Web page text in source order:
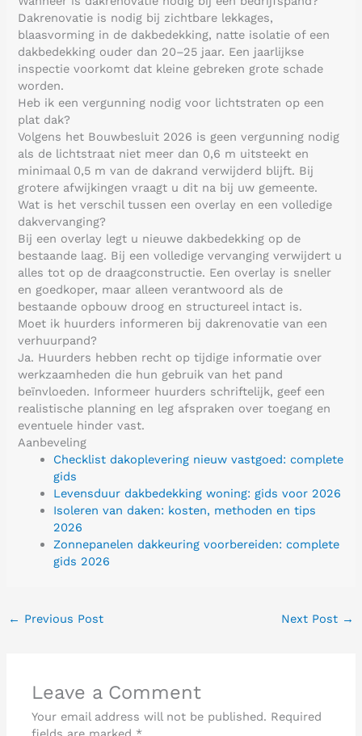
Dakrenovatie is nodig bij zichtbare lekkages,
blaasvorming in de dakbedekking, natte isolatie of een
dakbedekking ouder dan 20–25 jaar. Een jaarlijkse
inspectie voorkomt dat kleine gebreken grote schade
worden.
Heb ik een vergunning nodig voor lichtstraten op een
plat dak?
Volgens het Bouwbesluit 2026 is geen vergunning nodig
als de lichtstraat niet meer dan 0,6 m uitsteekt en
minimaal 0,5 m van de dakrand verwijderd blijft. Bij
grotere afwijkingen vraagt u dit na bij uw gemeente.
Wat is het verschil tussen een overlay en een volledige
dakvervanging?
Bij een overlay legt u nieuwe dakbedekking op de
bestaande laag. Bij een volledige vervanging verwijdert u
alles tot op de draagconstructie. Een overlay is sneller
en goedkoper, maar alleen verantwoord als de
bestaande opbouw droog en structureel intact is.
Moet ik huurders informeren bij dakrenovatie van een
verhuurpand?
Ja. Huurders hebben recht op tijdige informatie over
werkzaamheden die hun gebruik van het pand
beïnvloeden. Informeer huurders schriftelijk, geef een
realistische planning en leg afspraken over toegang en
eventuele hinder vast.
Aanbeveling
Checklist dakoplevering nieuw vastgoed: complete
gids
Levensduur dakbedekking woning: gids voor 2026
Isoleren van daken: kosten, methoden en tips
2026
Zonnepanelen dakkeuring voorbereiden: complete
gids 2026
← Previous Post Next Post →
Leave a Comment
Your email address will not be published. Required